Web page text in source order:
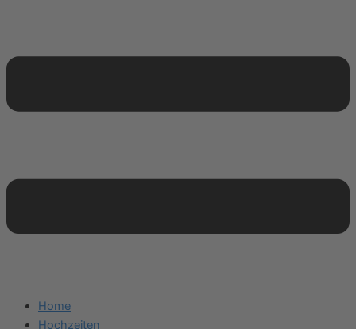
Home
Hochzeiten